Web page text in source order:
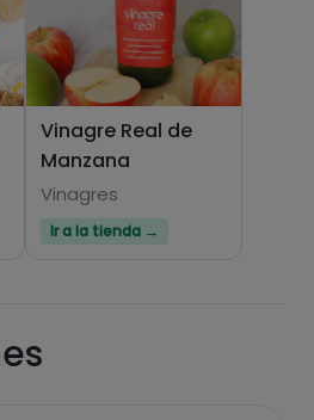
Vinagre Real de
Manzana
Vinagres
Ir a la tienda →